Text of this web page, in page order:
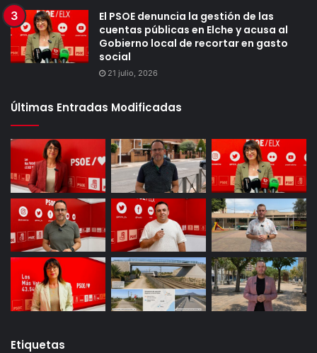
El PSOE denuncia la gestión de las
cuentas públicas en Elche y acusa al
Gobierno local de recortar en gasto
social
21 julio, 2026
Últimas Entradas Modificadas
Etiquetas